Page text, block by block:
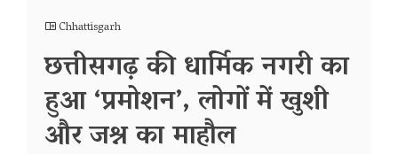
Chhattisgarh
छत्तीसगढ़ की धार्मिक नगरी का
हुआ ‘प्रमोशन’, लोगों में खुशी
और जश्न का माहौल